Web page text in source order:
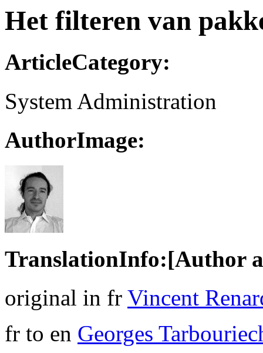
Het filteren van
ArticleCategory:
System Administration
AuthorImage:
TranslationInfo:[Author
original in fr Vincent
fr to en Georges